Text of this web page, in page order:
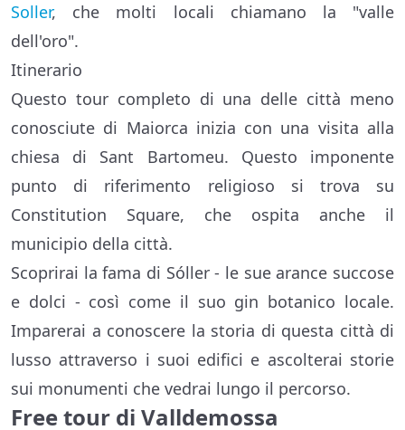
Soller, che molti locali chiamano la "valle
dell'oro".
Itinerario
Questo tour completo di una delle città meno
conosciute di Maiorca inizia con una visita alla
chiesa di Sant Bartomeu. Questo imponente
punto di riferimento religioso si trova su
Constitution Square, che ospita anche il
municipio della città.
Scoprirai la fama di Sóller - le sue arance succose
e dolci - così come il suo gin botanico locale.
Imparerai a conoscere la storia di questa città di
lusso attraverso i suoi edifici e ascolterai storie
sui monumenti che vedrai lungo il percorso.
Free tour di Valldemossa